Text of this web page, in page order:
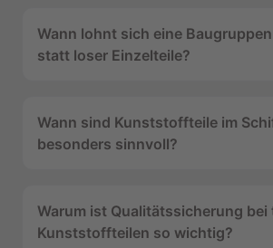
Wann lohnt sich eine
statt loser Einzelteile?
Wann sind Kunststoffteile im
besonders sinnvoll?
Warum ist Qualitätssicherung
Kunststoffteilen so wichtig?